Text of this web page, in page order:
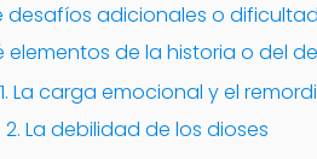
desafíos adicionales o
elementos de la historia o del
1. La carga emocional y el
2. La debilidad de los dioses